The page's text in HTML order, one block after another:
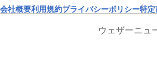
会社概要利用規約プライバシーポリシー特定
ウェザーニュ